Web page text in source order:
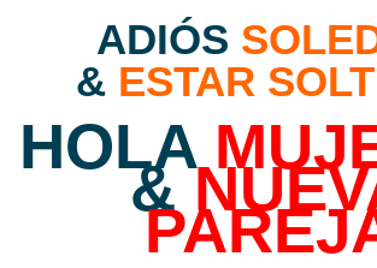
ADIÓS
& ESTAR
HOLA
&